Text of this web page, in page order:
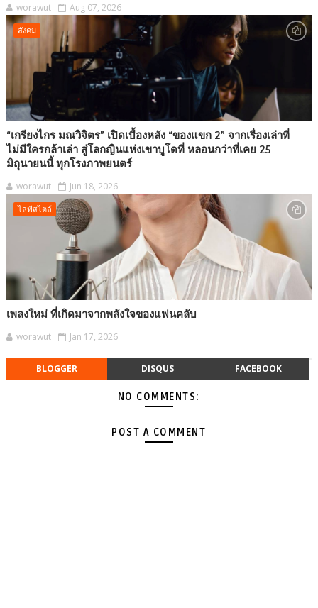
worawut Aug 07, 2026
สังคม
“เกรียงไกร มณวิจิตร” เปิดเบื้องหลัง “ของแขก 2” จากเรื่องเล่าที่
ไม่มีใครกล้าเล่า สู่โลกญินแห่งเขาบูโดที่ หลอนกว่าที่เคย 25
มิถุนายนนี้ ทุกโรงภาพยนตร์
worawut Jun 18, 2026
ไลฟ์สไตล์
เพลงใหม่ ที่เกิดมาจากพลังใจของแฟนคลับ
worawut Jan 17, 2026
BLOGGER DISQUS FACEBOOK
NO COMMENTS:
POST A COMMENT